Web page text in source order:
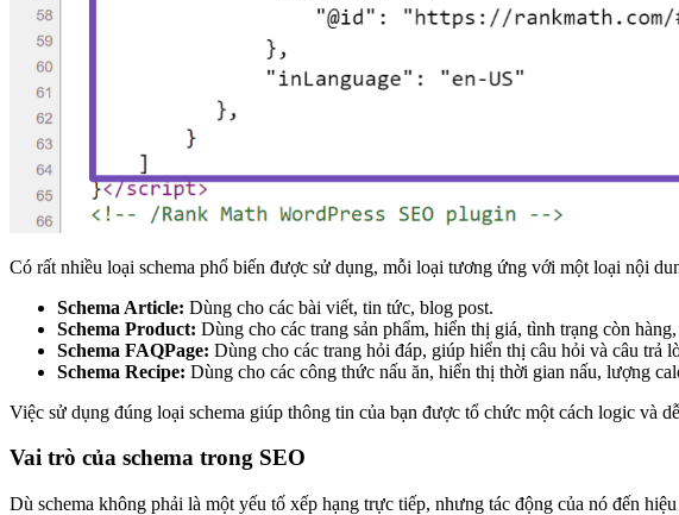
Có rất nhiều loại schema phổ biến được sử dụng, mỗi loại tương ứng với một loại nội
Schema Article: Dùng cho các bài viết, tin tức, blog post.
Schema Product: Dùng cho các trang sản phẩm, hiển thị giá, tình trạng còn
Schema FAQPage: Dùng cho các trang hỏi đáp, giúp hiển thị câu hỏi và câu trả
Schema Recipe: Dùng cho các công thức nấu ăn, hiển thị thời gian nấu, lượng
Việc sử dụng đúng loại schema giúp thông tin của bạn được tổ chức một cách logic và
Vai trò của schema trong SEO
Dù schema không phải là một yếu tố xếp hạng trực tiếp, nhưng tác động của nó đến